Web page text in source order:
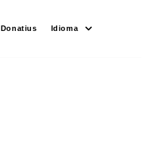
Donatius Idioma